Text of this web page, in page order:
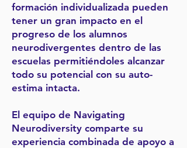
formación individualizada pueden
tener un gran impacto en el
progreso de los alumnos
neurodivergentes dentro de las
escuelas permitiéndoles alcanzar
todo su potencial con su auto-
estima intacta.
El equipo de Navigating
Neurodiversity comparte su
experiencia combinada de apoyo a